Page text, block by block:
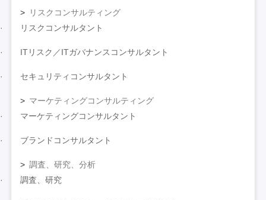
リスクコンサルティング
リスクコンサルタント
ITリスク／ITガバナンスコンサルタント
セキュリティコンサルタント
マーケティングコンサルティング
マーケティングコンサルタント
ブランドコンサルタント
調査、研究、分析
調査、研究